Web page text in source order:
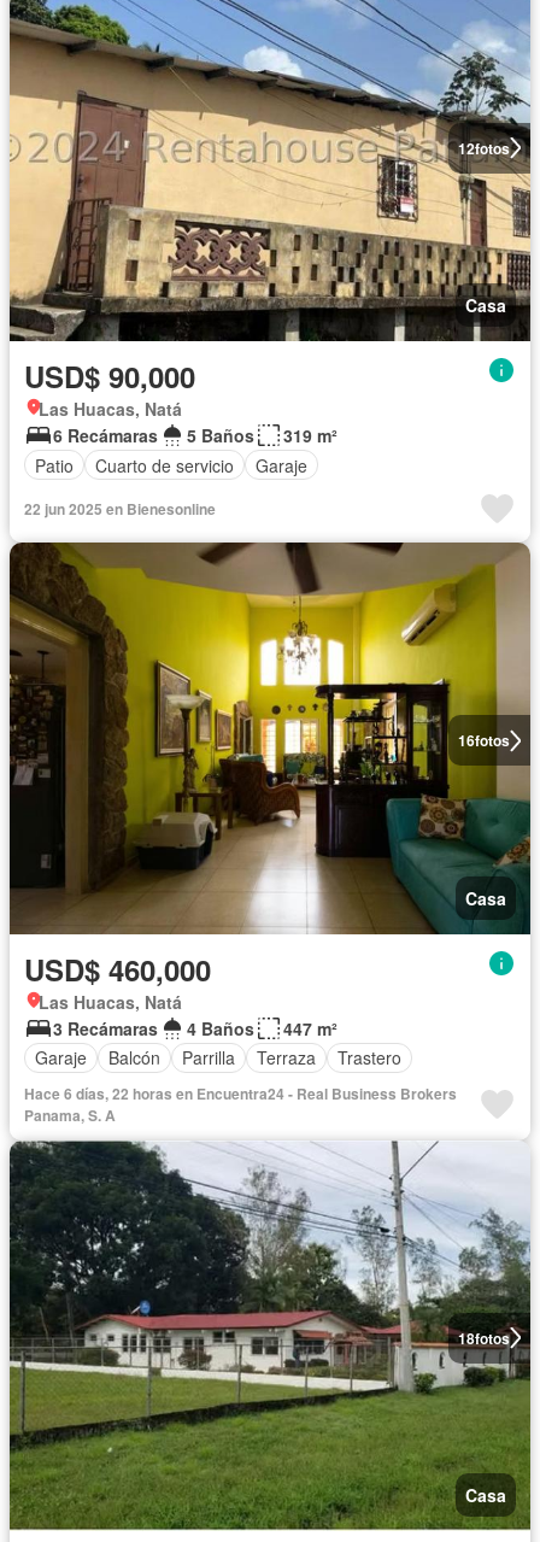
12fotos
Casa
USD$ 90,000
Las Huacas, Natá
6 Recámaras
5 Baños
319 m²
Patio
Cuarto de servicio Garaje
22 jun 2025 en Bienesonline
16fotos
Casa
USD$ 460,000
Las Huacas, Natá
3 Recámaras
4 Baños
447 m²
Garaje
Balcón Parrilla Terraza Trastero
Hace 6 días, 22 horas en Encuentra24 - Real Business Brokers
Panama, S. A
18fotos
Casa